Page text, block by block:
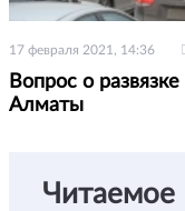
17 февраля 2021, 14:36
Вопрос о
Алматы
Читаемое